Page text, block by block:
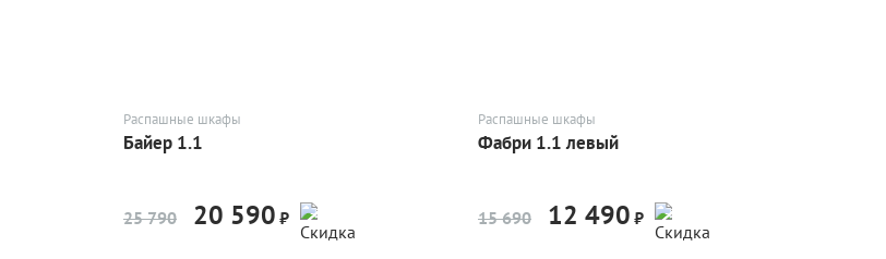
Распашные шкафы
Байер 1.1
25 790 20 590 ₽ -20%
Распашные шкафы
Фабри 1.1 левый
15 690 12 490 ₽ -20%